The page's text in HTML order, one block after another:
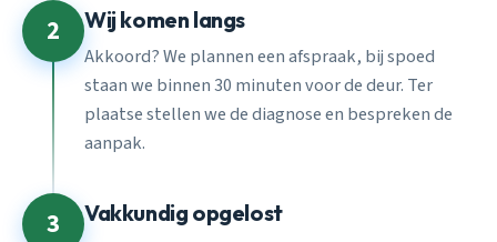
2 Wij komen langs
Akkoord? We plannen een afspraak, bij spoed
staan we binnen 30 minuten voor de deur. Ter
plaatse stellen we de diagnose en bespreken de
aanpak.
3 Vakkundig opgelost